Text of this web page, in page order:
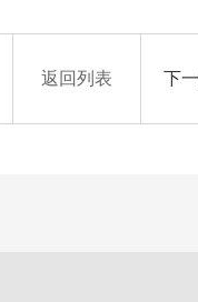
返回列表 下